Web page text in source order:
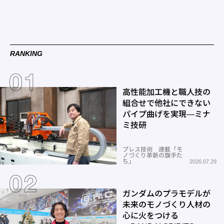
RANKING
高性能加工機と職人技の
組合せで他社にできない
パイプ曲げを実現―ミナ
ミ技研
プレス技術 連載「モ
ノづくり革新の旗手た
ち」
2026.07.29
ガンダムのプラモデルが
未来のモノづくり人材の
心に火をつける